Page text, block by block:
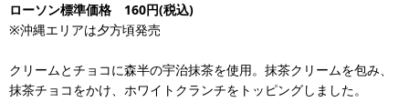
ローソン標準価格 160円(税込)
※沖縄エリアは夕方頃発売
クリームとチョコに森半の宇治抹茶を使用。抹茶クリームを包み、
抹茶チョコをかけ、ホワイトクランチをトッピングしました。